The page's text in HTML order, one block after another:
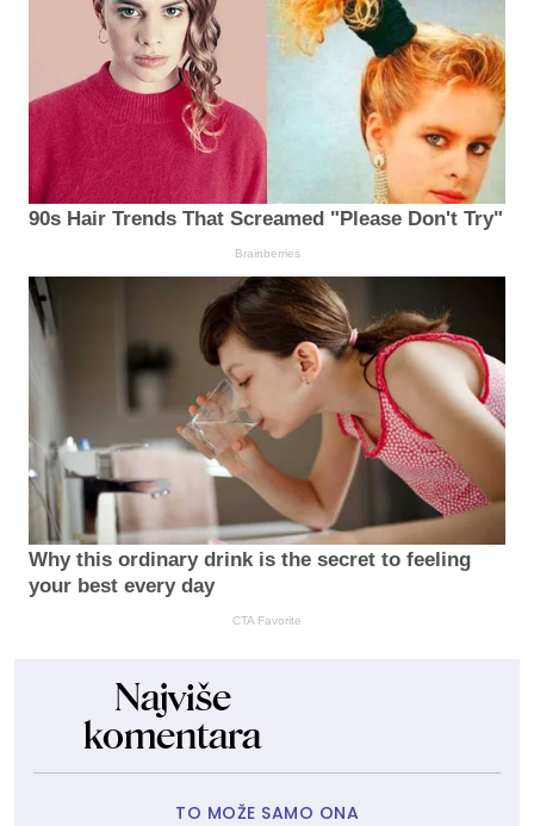
90s Hair Trends That Screamed "Please Don't Try"
Brainberries
Why this ordinary drink is the secret to feeling
your best every day
CTA Favorite
Najviše
komentara
TO MOŽE SAMO ONA